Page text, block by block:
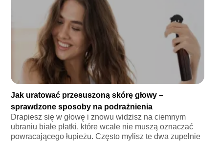
Jak uratować przesuszoną skórę głowy –
sprawdzone sposoby na podrażnienia
Drapiesz się w głowę i znowu widzisz na ciemnym
ubraniu białe płatki, które wcale nie muszą oznaczać
powracającego łupieżu. Często mylisz te dwa zupełnie